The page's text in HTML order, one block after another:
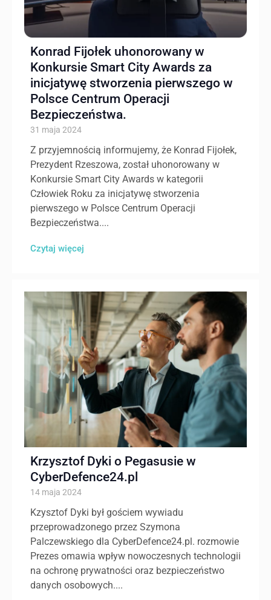
Konrad Fijołek uhonorowany w
Konkursie Smart City Awards za
inicjatywę stworzenia pierwszego w
Polsce Centrum Operacji
Bezpieczeństwa.
31 maja 2024
Z przyjemnością informujemy, że Konrad Fijołek,
Prezydent Rzeszowa, został uhonorowany w
Konkursie Smart City Awards w kategorii
Człowiek Roku za inicjatywę stworzenia
pierwszego w Polsce Centrum Operacji
Bezpieczeństwa....
Czytaj więcej
Krzysztof Dyki o Pegasusie w
CyberDefence24.pl
14 maja 2024
Kzysztof Dyki był gościem wywiadu
przeprowadzonego przez Szymona
Palczewskiego dla CyberDefence24.pl. rozmowie
Prezes omawia wpływ nowoczesnych technologii
na ochronę prywatności oraz bezpieczeństwo
danych osobowych....